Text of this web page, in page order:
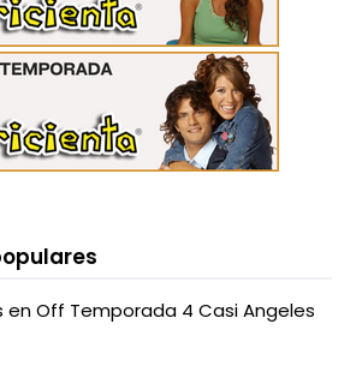
en Off Temporada 4 Casi Angeles